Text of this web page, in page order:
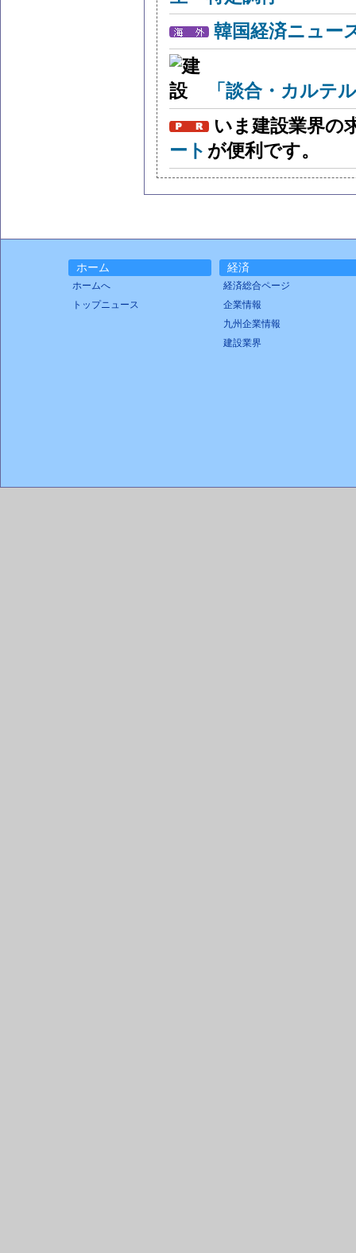
韓国経済ニュー
「談合・カルテ
いま建設業界の
ート が便利です。
ホーム
ホームへ
トップニュース
経済
経済総合ページ
企業情報
九州企業情報
建設業界